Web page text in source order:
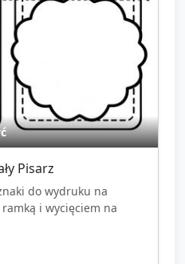
kreski! Widzę, że Maria
super pomysł.”).
powtórzenie hasła
pożegnanie.
opiekun zachęca dzieci do
na swoje miejsce
kredkę do pudełka.”).
Pisarz
do wydruku na
i wycięciem na